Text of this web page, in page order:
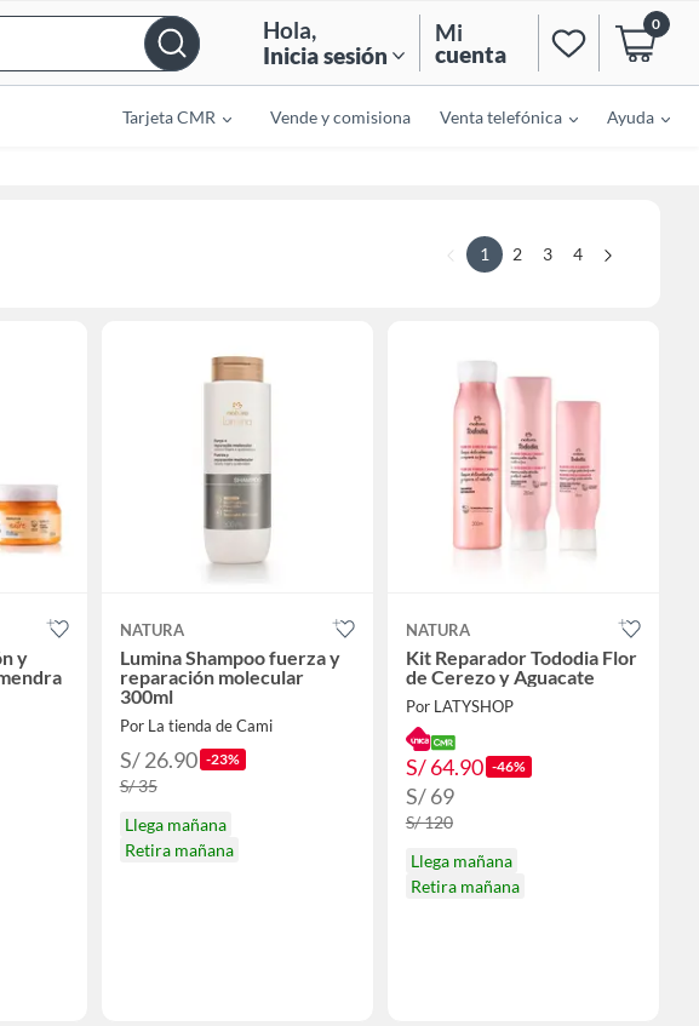
Hola,
Inicia sesión
Mi
cuenta
0
Tarjeta CMR Vende y comisiona Venta telefónica Ayuda
1 2 3 4
y
NATURA
Lumina Shampoo fuerza y
reparación molecular
300ml
Por La tienda de Cami
S/ 26.90 -23%
S/ 35
Llega mañana
Retira mañana
NATURA
Kit Reparador Tododia Flor
de Cerezo y Aguacate
Por LATYSHOP
S/ 64.90 -46%
S/ 69
S/ 120
Llega mañana
Retira mañana